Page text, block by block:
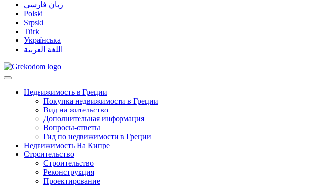
زبان فارسی
Polski
Srpski
Türk
Українська
اللغة العربية
Недвижимость в Греции
Покупка недвижимости в Греции
Вид на жительство
Дополнительная информация
Вопросы-ответы
Гид по недвижимости в Греции
Недвижимость На Кипре
Строительство
Строительство
Реконструкция
Проектирование